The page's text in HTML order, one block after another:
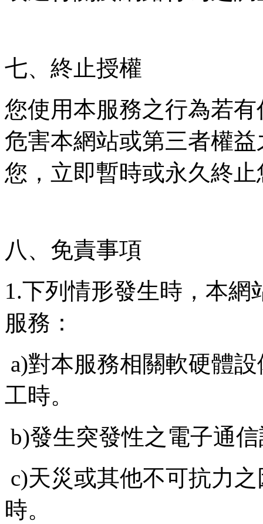
七、終止授權
您使用本服務之行為若
危害本網站或第三者權
您，立即暫時或永久終
八、免責事項
1.下列情形發生時，本
服務：
a)對本服務相關軟硬體
工時。
b)發生突發性之電子通
c)天災或其他不可抗力
時。